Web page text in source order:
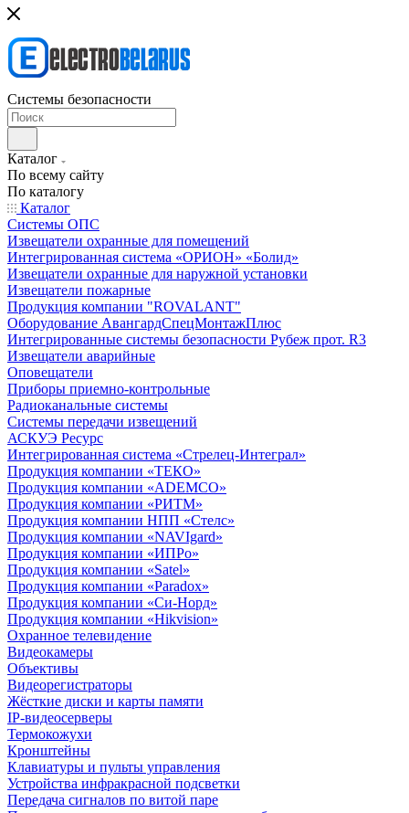
Системы безопасности
Каталог
По всему сайту
По каталогу
Каталог
Системы ОПС
Извещатели охранные для помещений
Интегрированная система «ОРИОН» «Болид»
Извещатели охранные для наружной установки
Извещатели пожарные
Продукция компании "ROVALANT"
Оборудование АвангардСпецМонтажПлюс
Интегрированные системы безопасности Рубеж прот. R3
Извещатели аварийные
Оповещатели
Приборы приемно-контрольные
Радиоканальные системы
Системы передачи извещений
АСКУЭ Ресурс
Интегрированная система «Стрелец-Интеграл»
Продукция компании «ТЕКО»
Продукция компании «ADEMCO»
Продукция компании «РИТМ»
Продукция компании НПП «Стелс»
Продукция компании «NAVIgard»
Продукция компании «ИПРо»
Продукция компании «Satel»
Продукция компании «Paradox»
Продукция компании «Си-Норд»
Продукция компании «Hikvision»
Охранное телевидение
Видеокамеры
Объективы
Видеорегистраторы
Жёсткие диски и карты памяти
IP-видеосерверы
Термокожухи
Кронштейны
Клавиатуры и пульты управления
Устройства инфракрасной подсветки
Передача сигналов по витой паре